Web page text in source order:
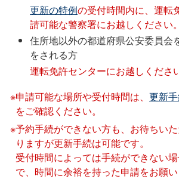
更新の特例の受付時間内に、運転
請可能な警察署にお越しください。
住所地以外の都道府県公安委員会
をされる方
運転免許センターにお越しください
申請可能な場所や受付時間は、 更新
をご確認ください。
予約手続ができない方も、お待ちい
りますが更新手続は可能です。
受付時間によっては手続ができない
で、時間に余裕を持った申請をお願い